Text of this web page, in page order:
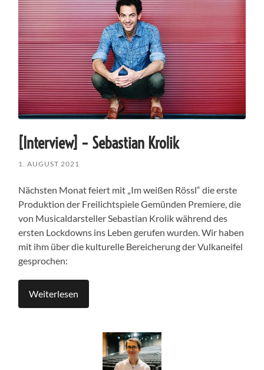
[Interview] – Sebastian Krolik
1. AUGUST 2021
Nächsten Monat feiert mit „Im weißen Rössl“ die erste
Produktion der Freilichtspiele Gemünden Premiere, die
von Musicaldarsteller Sebastian Krolik während des
ersten Lockdowns ins Leben gerufen wurden. Wir haben
mit ihm über die kulturelle Bereicherung der Vulkaneifel
gesprochen:
Weiterlesen